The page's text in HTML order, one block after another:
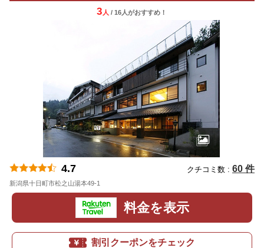
3 人 / 16人がおすすめ！
4.7 クチコミ数 : 60 件
新潟県十日町市松之山湯本49-1
料金を表示
割引クーポンをチェック